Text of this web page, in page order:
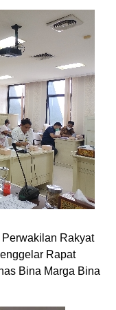
Rakyat
Rapat
Bina Marga Bina